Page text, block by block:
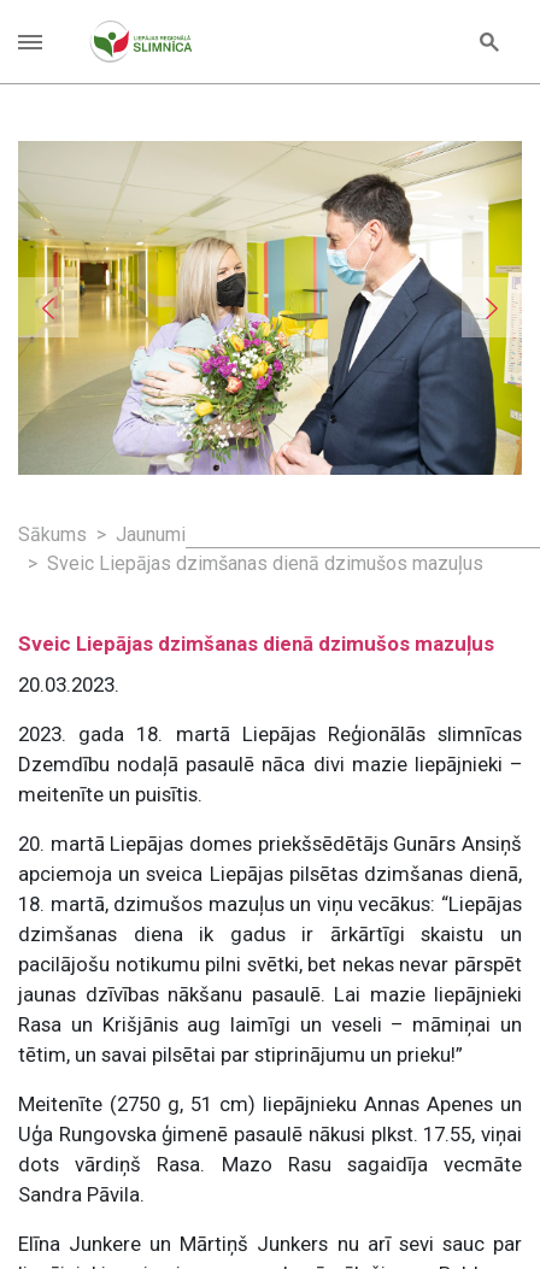
Sākums
Jaunumi
Sveic Liepājas dzimšanas dienā dzimušos mazuļus
Sveic Liepājas dzimšanas dienā dzimušos mazuļus
20.03.2023.
2023. gada 18. martā Liepājas Reģionālās slimnīcas
Dzemdību nodaļā pasaulē nāca divi mazie liepājnieki –
meitenīte un puisītis.
20. martā Liepājas domes priekšsēdētājs Gunārs Ansiņš
apciemoja un sveica Liepājas pilsētas dzimšanas dienā,
18. martā, dzimušos mazuļus un viņu vecākus: “Liepājas
dzimšanas diena ik gadus ir ārkārtīgi skaistu un
pacilājošu notikumu pilni svētki, bet nekas nevar pārspēt
jaunas dzīvības nākšanu pasaulē. Lai mazie liepājnieki
Rasa un Krišjānis aug laimīgi un veseli – māmiņai un
tētim, un savai pilsētai par stiprinājumu un prieku!”
Meitenīte (2750 g, 51 cm) liepājnieku Annas Apenes un
Uģa Rungovska ģimenē pasaulē nākusi plkst. 17.55, viņai
dots vārdiņš Rasa. Mazo Rasu sagaidīja vecmāte
Sandra Pāvila.
Elīna Junkere un Mārtiņš Junkers nu arī sevi sauc par